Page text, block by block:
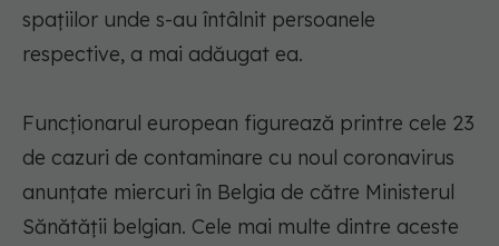
spaţiilor unde s-au întâlnit persoanele
respective, a mai adăugat ea.
Funcţionarul european figurează printre cele 23
de cazuri de contaminare cu noul coronavirus
anunţate miercuri în Belgia de către Ministerul
Sănătăţii belgian. Cele mai multe dintre aceste